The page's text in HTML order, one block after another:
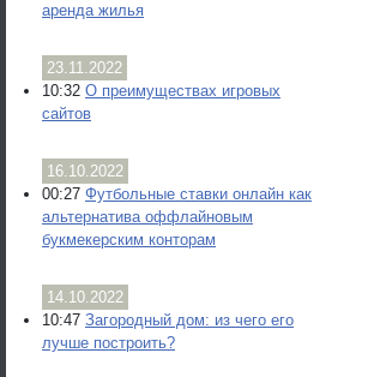
аренда жилья
23.11.2022
10:32 О преимуществах игровых
сайтов
16.10.2022
00:27 Футбольные ставки онлайн как
альтернатива оффлайновым
букмекерским конторам
14.10.2022
10:47 Загородный дом: из чего его
лучше построить?